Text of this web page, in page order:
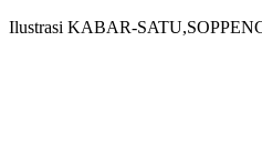
Ilustrasi KABAR-